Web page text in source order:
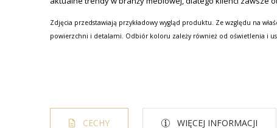
Zdjęcia przedstawiają przykładowy wygląd produktu. Ze względu na
powierzchni i detalami. Odbiór koloru zależy również od oświetlenia i
CECHY WIĘCEJ INFORMACJI